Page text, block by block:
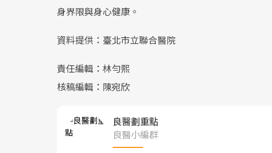
身界限與身心健康。
資料提供：臺北市立聯合醫院
責任編輯：林勻熙
核稿編輯：陳宛欣
良醫劃重點
良醫小編群